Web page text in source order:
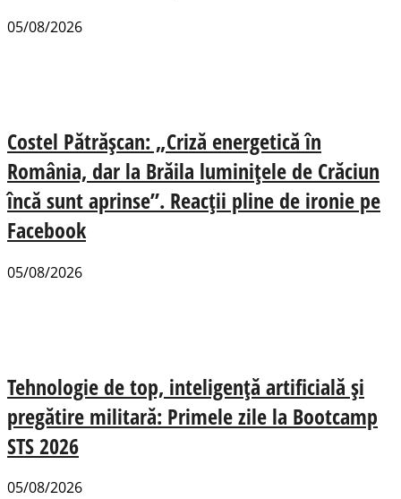
05/08/2026
Costel Pătrășcan: „Criză energetică în
România, dar la Brăila luminițele de Crăciun
încă sunt aprinse”. Reacții pline de ironie pe
Facebook
05/08/2026
Tehnologie de top, inteligență artificială și
pregătire militară: Primele zile la Bootcamp
STS 2026
05/08/2026